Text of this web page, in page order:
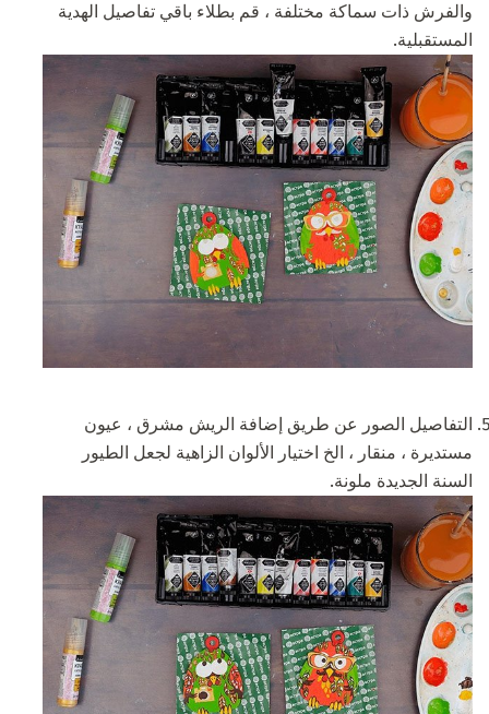
والفرش ذات سماكة مختلفة ، قم بطلاء باقي تفاصيل الهدية
المستقبلية.
التفاصيل الصور عن طريق إضافة الريش مشرق ، عيون
مستديرة ، منقار ، الخ اختيار الألوان الزاهية لجعل الطيور
السنة الجديدة ملونة.